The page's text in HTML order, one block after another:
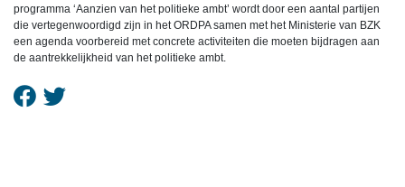
programma ‘Aanzien van het politieke ambt’ wordt door een aantal partijen
die vertegenwoordigd zijn in het ORDPA samen met het Ministerie van BZK
een agenda voorbereid met concrete activiteiten die moeten bijdragen aan
de aantrekkelijkheid van het politieke ambt.